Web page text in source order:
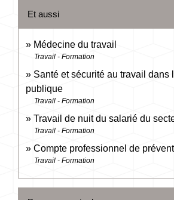
Et aussi
Médecine du travail
Travail - Formation
Santé et sécurité au travail dans
publique
Travail - Formation
Travail de nuit du salarié du
Travail - Formation
Compte professionnel de
Travail - Formation